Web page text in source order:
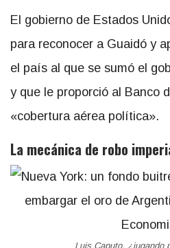
El gobierno de Estados
para reconocer a Guaidó y
el país al que se sumó el
y que le proporció al Banco
«cobertura aérea política».
La mecánica de robo
Luis Caputo, ¿jugando